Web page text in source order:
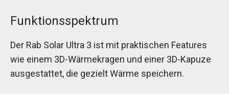
Funktionsspektrum
Der Rab Solar Ultra 3 ist mit praktischen Features
wie einem 3D-Wärmekragen und einer 3D-Kapuze
ausgestattet, die gezielt Wärme speichern.